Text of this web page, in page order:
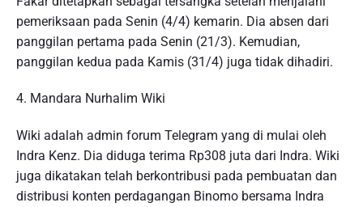
pemeriksaan pada Senin (4/4) kemarin. Dia absen dari
panggilan pertama pada Senin (21/3). Kemudian,
panggilan kedua pada Kamis (31/4) juga tidak dihadiri.
4. Mandara Nurhalim Wiki
Wiki adalah admin forum Telegram yang di mulai oleh
Indra Kenz. Dia diduga terima Rp308 juta dari Indra. Wiki
juga dikatakan telah berkontribusi pada pembuatan dan
distribusi konten perdagangan Binomo bersama Indra